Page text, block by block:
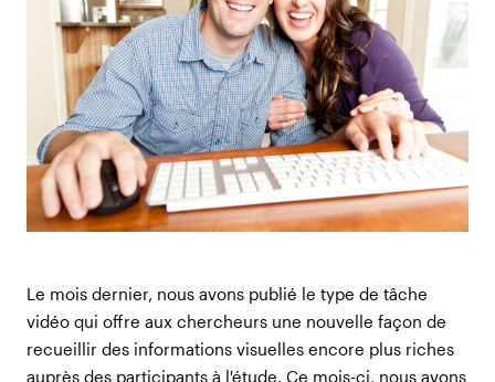
Le mois dernier, nous avons publié le type de tâche
vidéo qui offre aux chercheurs une nouvelle façon de
recueillir des informations visuelles encore plus riches
auprès des participants à l'étude. Ce mois-ci, nous avons